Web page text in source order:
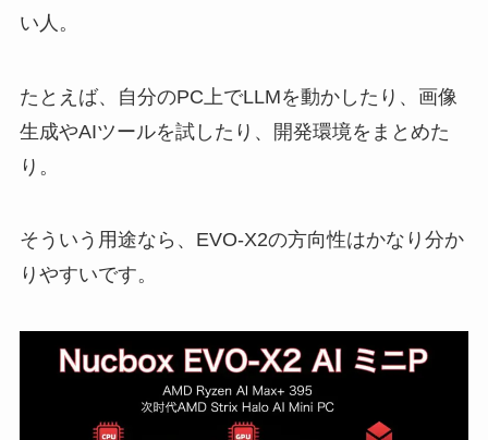
い人。
たとえば、自分のPC上でLLMを動かしたり、画像
生成やAIツールを試したり、開発環境をまとめた
り。
そういう用途なら、EVO-X2の方向性はかなり分か
りやすいです。